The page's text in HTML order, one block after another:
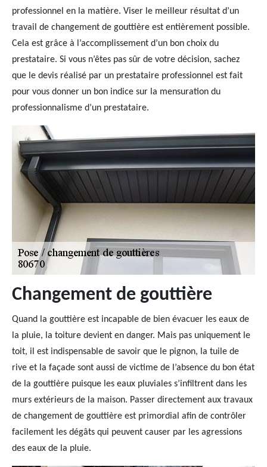
professionnel en la matière. Viser le meilleur résultat d’un
travail de changement de gouttière est entièrement possible.
Cela est grâce à l’accomplissement d’un bon choix du
prestataire. Si vous n’êtes pas sûr de votre décision, sachez
que le devis réalisé par un prestataire professionnel est fait
pour vous donner un bon indice sur la mensuration du
professionnalisme d’un prestataire.
Changement de gouttière
Quand la gouttière est incapable de bien évacuer les eaux de
la pluie, la toiture devient en danger. Mais pas uniquement le
toit, il est indispensable de savoir que le pignon, la tuile de
rive et la façade sont aussi de victime de l’absence du bon état
de la gouttière puisque les eaux pluviales s’infiltrent dans les
murs extérieurs de la maison. Passer directement aux travaux
de changement de gouttière est primordial afin de contrôler
facilement les dégâts qui peuvent causer par les agressions
des eaux de la pluie.